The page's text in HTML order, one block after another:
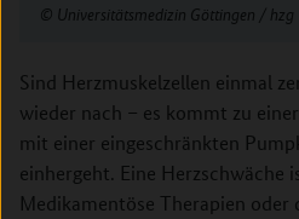
Universitätsmedizin Göttingen / hzg
Sind Herzmuskelzellen einmal
wieder nach – es kommt zu
mit einer eingeschränkten
einhergeht. Eine Herzschwäche
Medikamentöse Therapien oder